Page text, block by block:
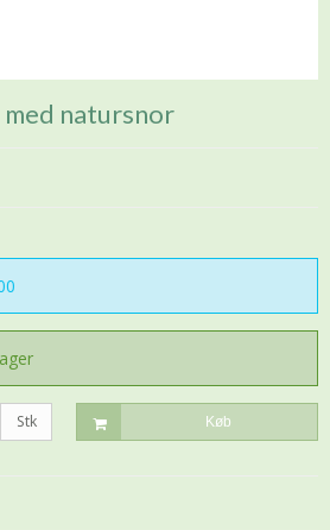
natursnor
Stk Køb